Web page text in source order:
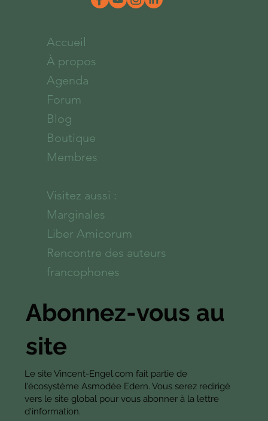
Abonnez-vous au
site
Le site Vincent-Engel.com fait partie de
l'écosystème Asmodée Edern. Vous serez redirigé
vers le site global pour vous abonner à la lettre
d'information.
Accueil
À propos
Agenda
Forum
Blog
Boutique
Membres
Visitez aussi :
Marginales
Liber Amicorum
Rencontre des auteurs
francophones